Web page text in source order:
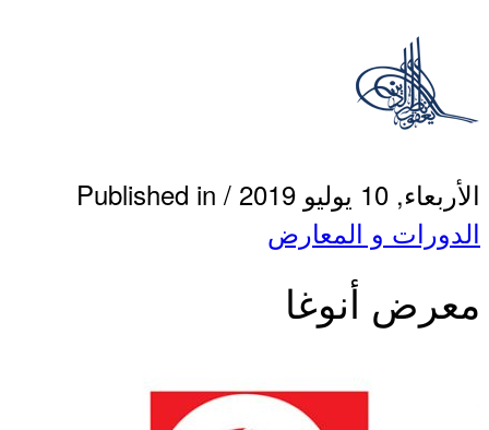
الأربعاء, 10 يوليو 2019 /
Published in
الدورات و المعارض
معرض أنوغا